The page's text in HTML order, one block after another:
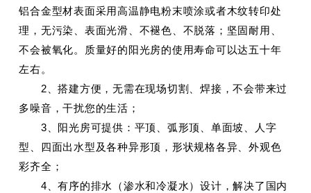
铝合金型材表面采用高温静电粉末喷涂或者木纹转印处
理，无污染、表面光滑、不褪色、不脱落；坚固耐用、
不会被氧化。质量好的阳光房的使用寿命可以达五十年
左右。
2、搭建方便，无需在现场切割、焊接，不会带来过
多噪音，干扰您的生活；
3、阳光房可提供：平顶、弧形顶、单面坡、人字
型、四面出水型及各种异形顶，形状规格各异、外观色
彩齐全；
4、有序的排水（渗水和冷凝水）设计，解决了国内